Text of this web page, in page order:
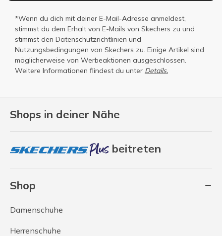
Shops in deiner Nähe
beitreten
Shop
Damenschuhe
Herrenschuhe
*Wenn du dich mit deiner E-Mail-Adresse anmeldest,
stimmst du dem Erhalt von E-Mails von Skechers zu und
stimmst den Datenschutzrichtlinien und
Nutzungsbedingungen von Skechers zu. Einige Artikel sind
möglicherweise von Werbeaktionen ausgeschlossen.
Weitere Informationen fiindest du unter Details.